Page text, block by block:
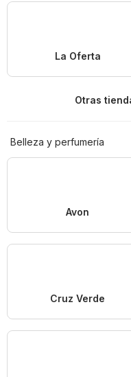
La Oferta
Otras
Belleza y perfumería
Avon
Cruz Verde